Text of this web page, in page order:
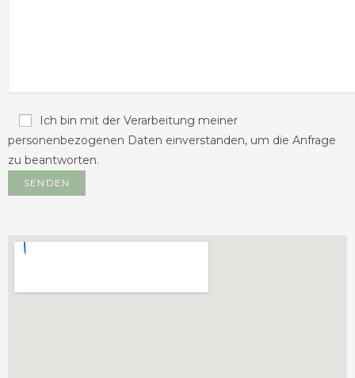
Ich bin mit der Verarbeitung meiner
personenbezogenen Daten einverstanden, um die Anfrage
zu beantworten.